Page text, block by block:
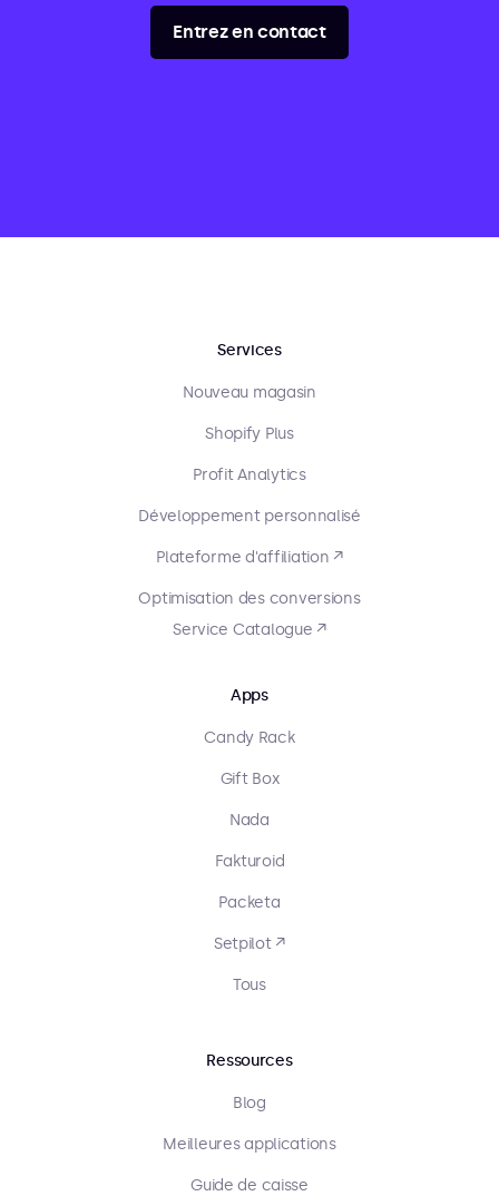
Entrez en contact
Services
Nouveau magasin
Shopify Plus
Profit Analytics
Développement personnalisé
Plateforme d'affiliation ↗
Optimisation des conversions
Service Catalogue ↗
Apps
Candy Rack
Gift Box
Nada
Fakturoid
Packeta
Setpilot ↗
Tous
Ressources
Blog
Meilleures applications
Guide de caisse